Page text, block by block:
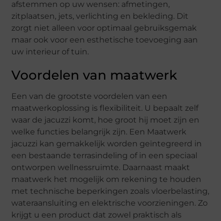
afstemmen op uw wensen: afmetingen,
zitplaatsen, jets, verlichting en bekleding. Dit
zorgt niet alleen voor optimaal gebruiksgemak
maar ook voor een esthetische toevoeging aan
uw interieur of tuin.
Voordelen van maatwerk
Een van de grootste voordelen van een
maatwerkoplossing is flexibiliteit. U bepaalt zelf
waar de jacuzzi komt, hoe groot hij moet zijn en
welke functies belangrijk zijn. Een Maatwerk
jacuzzi kan gemakkelijk worden geïntegreerd in
een bestaande terrasindeling of in een speciaal
ontworpen wellnessruimte. Daarnaast maakt
maatwerk het mogelijk om rekening te houden
met technische beperkingen zoals vloerbelasting,
wateraansluiting en elektrische voorzieningen. Zo
krijgt u een product dat zowel praktisch als